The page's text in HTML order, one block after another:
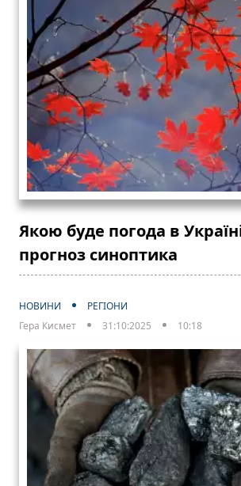
Якою буде погода в
прогноз синоптика
НОВИНИ
РЕГІОНИ
Гера Кисмет
31:10:2025 10:18